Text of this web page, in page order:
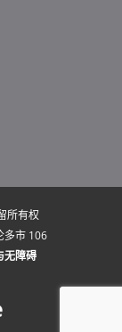
所有权
多市 106
无障碍